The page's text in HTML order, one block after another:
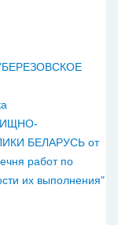
БЕЛАРУСЬ от
работ по
их выполнения"